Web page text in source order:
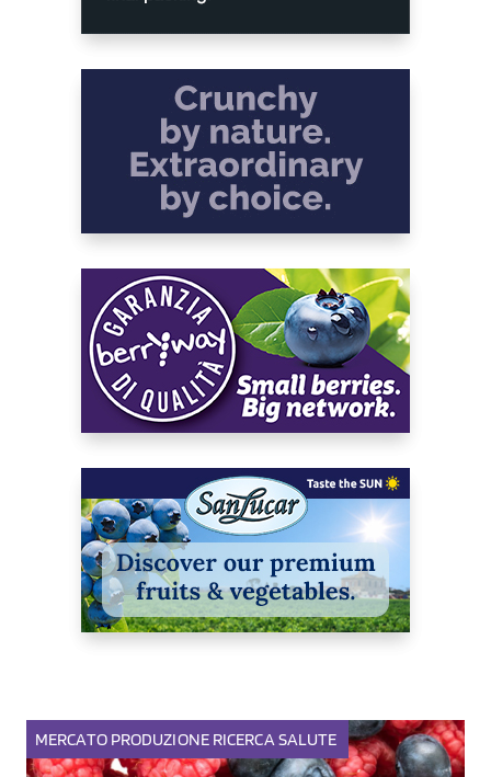
MERCATO PRODUZIONE RICERCASALUTE